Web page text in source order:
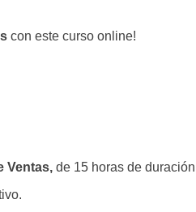
con este curso online!
Ventas, de 15 horas de